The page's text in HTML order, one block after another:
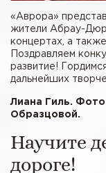
«Аврора»
жители Абрау-
концертах, а
Поздравляем
развитие!
дальнейших
Лиана Гиль.
Образцовой.
Научите
дороге!